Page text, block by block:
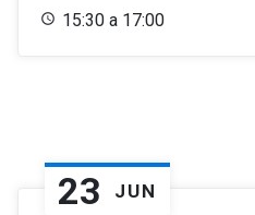
15:30 a 17:00
23 JUN